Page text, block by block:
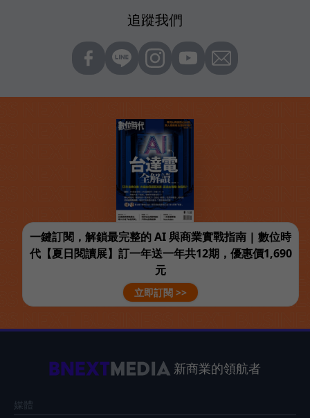
追蹤我們
一鍵訂閱，解鎖最完整的 AI 與商業實戰指南 | 數位時
代【夏日閱讀展】訂一年送一年共12期，優惠價1,690
元
立即訂閱 >>
新商業的領航者
媒體